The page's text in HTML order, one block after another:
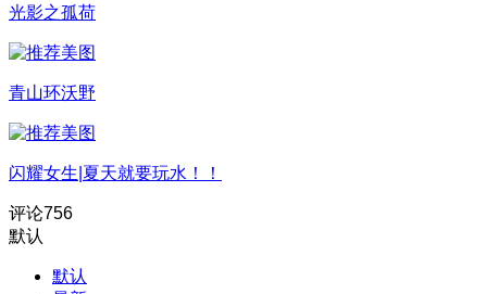
光影之孤荷
青山环沃野
闪耀女生|夏天就要玩水！！
评论756
默认
默认